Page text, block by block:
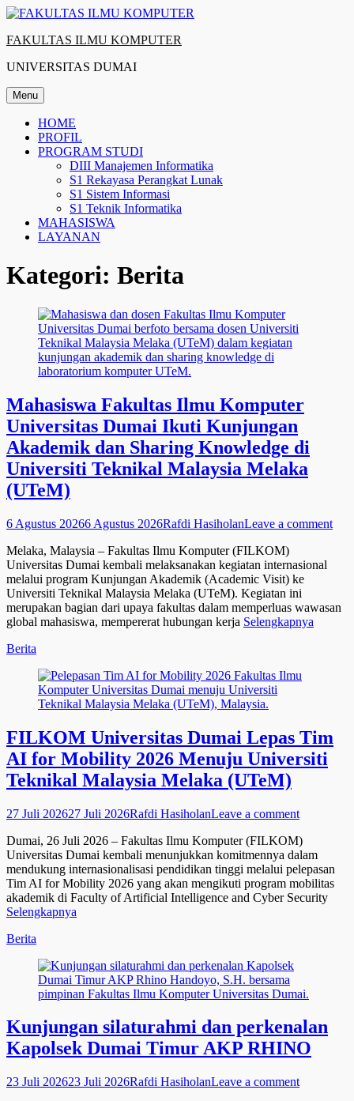
Skip
content
FAKULTAS ILMU KOMPUTER
UNIVERSITAS DUMAI
Menu
Primary
menu
HOME
PROFIL
PROGRAM STUDI
DIII Manajemen Informatika
S1 Rekayasa Perangkat Lunak
S1 Sistem Informasi
S1 Teknik Informatika
MAHASISWA
LAYANAN
Kategori: Berita
Mahasiswa Fakultas Ilmu Komputer
Universitas Dumai Ikuti Kunjungan
Akademik dan Sharing Knowledge di
Universiti Teknikal Malaysia Melaka
(UTeM)
Posted
6 Agustus 20266 Agustus 2026Author
Rafdi HasiholanLeave a comment
Melaka, Malaysia – Fakultas Ilmu Komputer (FILKOM)
Universitas Dumai kembali melaksanakan kegiatan internasional
melalui program Kunjungan Akademik (Academic Visit) ke
Universiti Teknikal Malaysia Melaka (UTeM). Kegiatan ini
merupakan bagian dari upaya fakultas dalam memperluas wawasan
global mahasiswa, mempererat hubungan kerja Selengkapnya
Categories
Berita
FILKOM Universitas Dumai Lepas Tim
AI for Mobility 2026 Menuju Universiti
Teknikal Malaysia Melaka (UTeM)
Posted
27 Juli 202627 Juli 2026Author
Rafdi HasiholanLeave a comment
Dumai, 26 Juli 2026 – Fakultas Ilmu Komputer (FILKOM)
Universitas Dumai kembali menunjukkan komitmennya dalam
mendukung internasionalisasi pendidikan tinggi melalui pelepasan
Tim AI for Mobility 2026 yang akan mengikuti program mobilitas
akademik di Faculty of Artificial Intelligence and Cyber Security
Selengkapnya
Categories
Berita
Kunjungan silaturahmi dan perkenalan
Kapolsek Dumai Timur AKP RHINO
Posted
23 Juli 202623 Juli 2026Author
Rafdi HasiholanLeave a comment